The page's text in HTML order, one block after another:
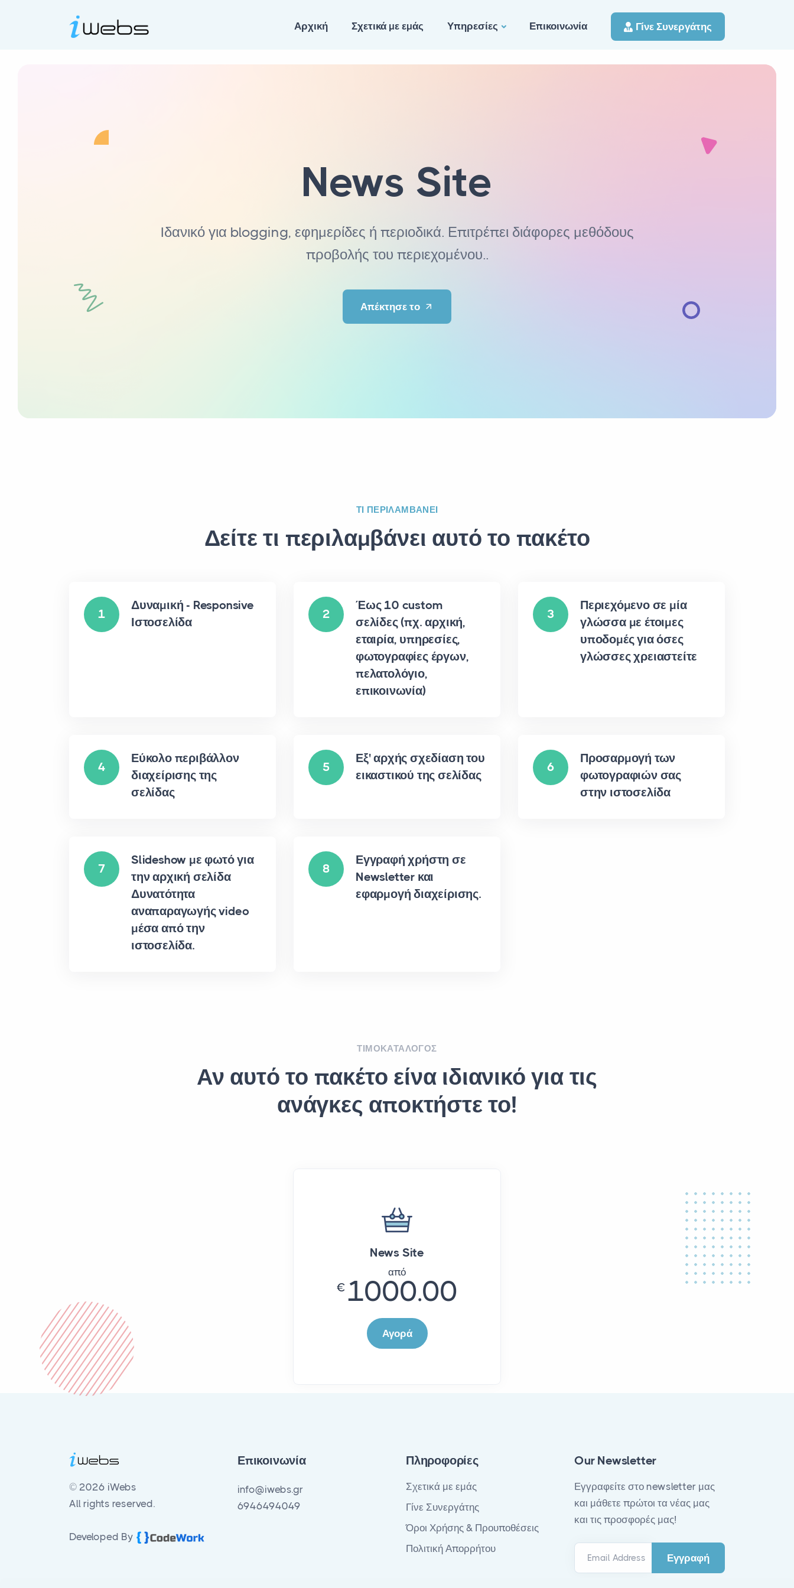
Αρχική Σχετικά με εμάς Υπηρεσίες Επικοινωνία Γίνε Συνεργάτης
News Site
Iδανικό για blogging, εφημερίδες ή περιοδικά. Επιτρέπει διάφορες μεθόδους
προβολής του περιεχομένου..
Απέκτησε το
ΤΙ ΠΕΡΙΛΑΜΒΑΝΕΙ
Δείτε τι περιλαμβάνει αυτό το πακέτο
1
Δυναμική - Responsive
Ιστοσελίδα
2
Έως 10 custom
σελίδες (πχ. αρχική,
εταιρία, υπηρεσίες,
φωτογραφίες έργων,
πελατολόγιο,
επικοινωνία)
3
Περιεχόμενο σε μία
γλώσσα με έτοιμες
υποδομές για όσες
γλώσσες χρειαστείτε
4
Εύκολο περιβάλλον
διαχείρισης της
σελίδας
5
Εξ' αρχής σχεδίαση του
εικαστικού της σελίδας
6
Προσαρμογή των
φωτογραφιών σας
στην ιστοσελίδα
7
Slideshow με φωτό για
την αρχική σελίδα
Δυνατότητα
αναπαραγωγής video
μέσα από την
ιστοσελίδα.
8
Εγγραφή χρήστη σε
Newsletter και
εφαρμογή διαχείρισης.
ΤΙΜΟΚΑΤΑΛΟΓΟΣ
Αν αυτό το πακέτο είνα ιδιανικό για τις
ανάγκες αποκτήστε το!
News Site
από
€ 1000.00
Αγορά
© 2026 iWebs
All rights reserved.
Developed By
Επικοινωνία
info@iwebs.gr
6946494049
Πληροφορίες
Σχετικά με εμάς
Γίνε Συνεργάτης
Όροι Χρήσης & Προυποθέσεις
Πολιτική Απορρήτου
Our Newsletter
Εγγραφείτε στο newsletter μας
και μάθετε πρώτοι τα νέας μας
και τις προσφορές μας!
Email Address